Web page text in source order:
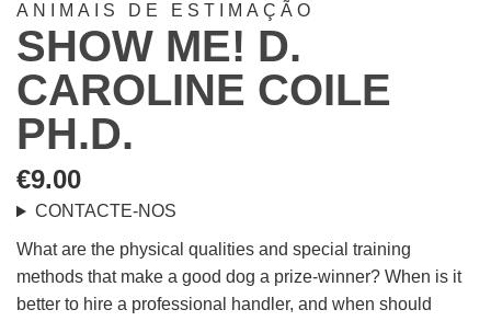
ANIMAIS DE ESTIMAÇÃO
SHOW ME! D.
CAROLINE COILE
PH.D.
€9.00
CONTACTE-NOS
What are the physical qualities and special training
methods that make a good dog a prize-winner? When is it
better to hire a professional handler, and when should